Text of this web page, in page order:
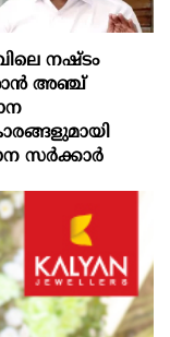
നഷ്ടം
അഞ്ച്
സർക്കാർ